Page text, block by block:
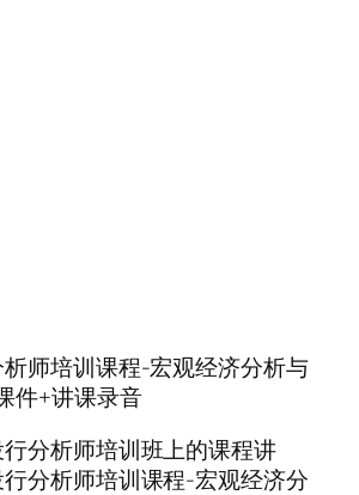
析师培训课程-宏观经济分析与
件+讲课录音
分析师培训班上的课程讲
行分析师培训课程-宏观经济分